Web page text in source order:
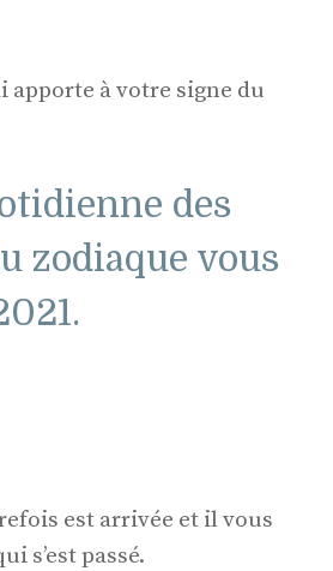
apporte à votre signe du
des
zodiaque vous
est arrivée et il vous
s’est passé.